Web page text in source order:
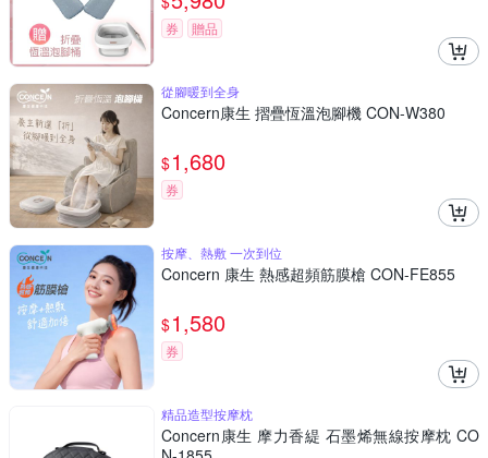
券 贈品
從腳暖到全身
Concern康生 摺疊恆溫泡腳機 CON-W380
$1,680
券
按摩、熱敷 一次到位
Concern 康生 熱感超頻筋膜槍 CON-FE855
$1,580
券
精品造型按摩枕
Concern康生 摩力香緹 石墨烯無線按摩枕 CO